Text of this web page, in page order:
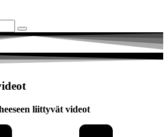
liittyvät videot